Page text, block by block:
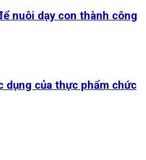
nuôi dạy con thành công
dụng của thực phẩm chức